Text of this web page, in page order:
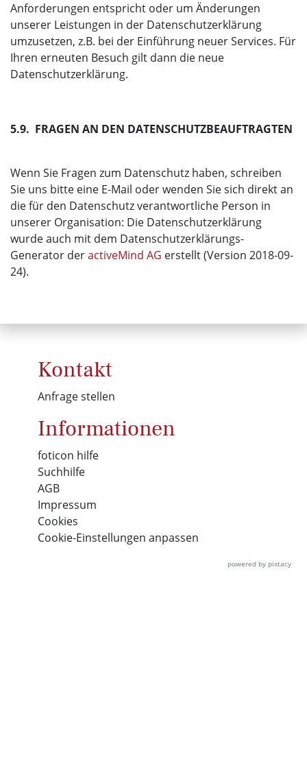
Anforderungen entspricht oder um Änderungen
unserer Leistungen in der Datenschutzerklärung
umzusetzen, z.B. bei der Einführung neuer Services. Für
Ihren erneuten Besuch gilt dann die neue
Datenschutzerklärung.
5.9. FRAGEN AN DEN DATENSCHUTZBEAUFTRAGTEN
Wenn Sie Fragen zum Datenschutz haben, schreiben
Sie uns bitte eine E-Mail oder wenden Sie sich direkt an
die für den Datenschutz verantwortliche Person in
unserer Organisation: Die Datenschutzerklärung
wurde auch mit dem Datenschutzerklärungs-
Generator deractiveMind AG erstellt (Version 2018-09-
24).
Kontakt
Anfrage stellen
Informationen
foticon hilfe
Suchhilfe
AGB
Impressum
Cookies
Cookie-Einstellungen anpassen
powered by pixtacy